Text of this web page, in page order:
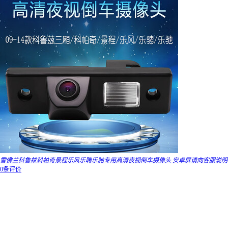
雪佛兰科鲁兹科帕奇景程乐风乐聘乐驰专用高清夜视倒车摄像头 安卓屏请向客服说明
0条评价